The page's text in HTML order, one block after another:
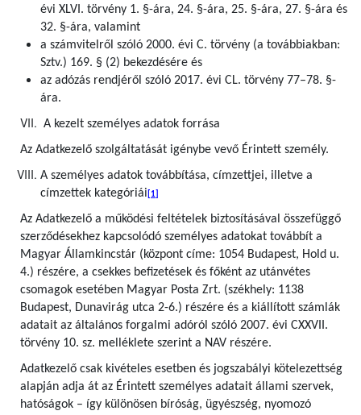
évi XLVI. törvény 1. §-ára, 24. §-ára, 25. §-ára, 27. §-ára és
32. §-ára, valamint
a számvitelről szóló 2000. évi C. törvény (a továbbiakban:
Sztv.) 169. § (2) bekezdésére és
az adózás rendjéről szóló 2017. évi CL. törvény 77–78. §-
ára.
A kezelt személyes adatok forrása
Az Adatkezelő szolgáltatását igénybe vevő Érintett személy.
A személyes adatok továbbítása, címzettjei, illetve a
címzettek kategóriái [1]
Az Adatkezelő a működési feltételek biztosításával összefüggő
szerződésekhez kapcsolódó személyes adatokat továbbít a
Magyar Államkincstár (központ címe: 1054 Budapest, Hold u.
4.) részére, a csekkes befizetések és főként az utánvétes
csomagok esetében Magyar Posta Zrt. (székhely: 1138
Budapest, Dunavirág utca 2-6.) részére és a kiállított számlák
adatait az általános forgalmi adóról szóló 2007. évi CXXVII.
törvény 10. sz. melléklete szerint a NAV részére.
Adatkezelő csak kivételes esetben és jogszabályi kötelezettség
alapján adja át az Érintett személyes adatait állami szervek,
hatóságok – így különösen bíróság, ügyészség, nyomozó